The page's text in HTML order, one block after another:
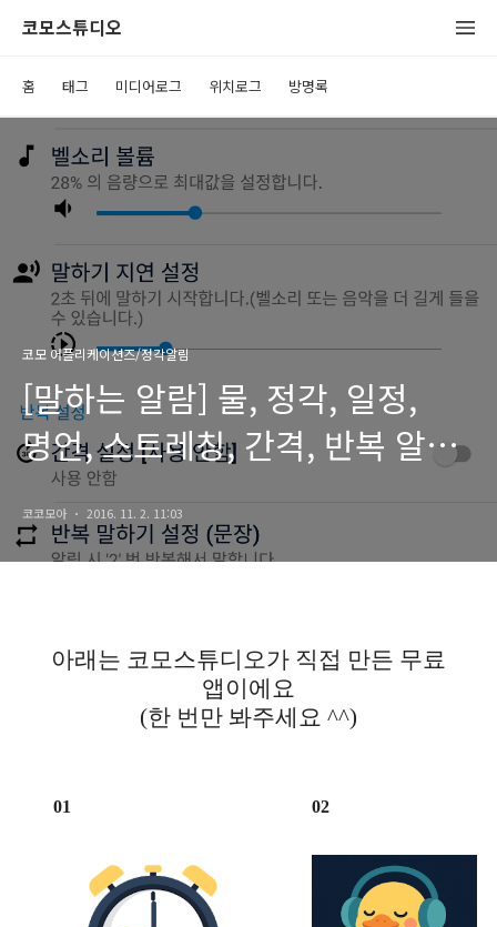
코모스튜디오
홈 태그 미디어로그 위치로그 방명록
코모 어플리케이션즈/정각알림
[말하는 알람] 물, 정각, 일정,
명언, 스트레칭, 간격, 반복 알림 -
원하는 문구를 마음대로
편집하세요! 시간별/요일별로
코코모아 2016. 11. 2. 11:03
아래는 코모스튜디오가 직접 만든 무료
앱이에요
(한 번만 봐주세요 ^^)
01 02